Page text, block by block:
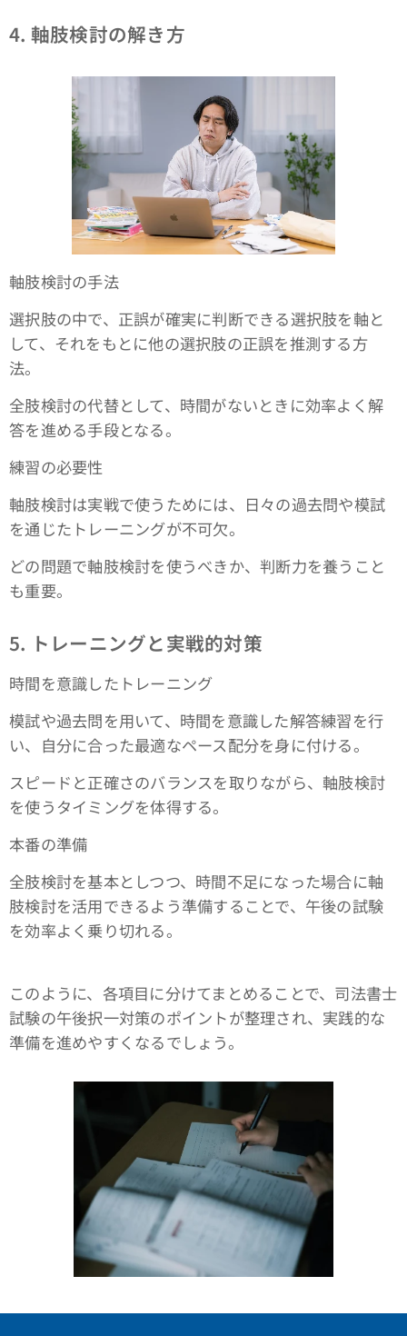
4. 軸肢検討の解き方
軸肢検討の手法
選択肢の中で、正誤が確実に判断できる選択肢を軸と
して、それをもとに他の選択肢の正誤を推測する方
法。
全肢検討の代替として、時間がないときに効率よく解
答を進める手段となる。
練習の必要性
軸肢検討は実戦で使うためには、日々の過去問や模試
を通じたトレーニングが不可欠。
どの問題で軸肢検討を使うべきか、判断力を養うこと
も重要。
5. トレーニングと実戦的対策
時間を意識したトレーニング
模試や過去問を用いて、時間を意識した解答練習を行
い、自分に合った最適なペース配分を身に付ける。
スピードと正確さのバランスを取りながら、軸肢検討
を使うタイミングを体得する。
本番の準備
全肢検討を基本としつつ、時間不足になった場合に軸
肢検討を活用できるよう準備することで、午後の試験
を効率よく乗り切れる。
このように、各項目に分けてまとめることで、司法書士
試験の午後択一対策のポイントが整理され、実践的な
準備を進めやすくなるでしょう。